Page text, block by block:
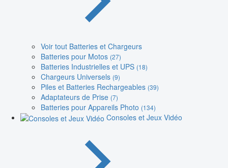
Voir tout Batteries et Chargeurs
Batteries pour Motos (27)
Batteries Industrielles et UPS (18)
Chargeurs Universels (9)
Piles et Batteries Rechargeables (39)
Adaptateurs de Prise (7)
Batteries pour Appareils Photo (134)
Consoles et Jeux Vidéo